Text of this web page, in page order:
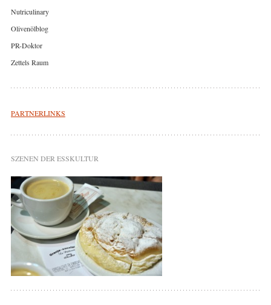
Nutriculinary
Olivenölblog
PR-Doktor
Zettels Raum
PARTNERLINKS
SZENEN DER ESSKULTUR